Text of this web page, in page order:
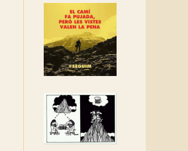
associació adhereix-te al
manifest!
Rebem un diploma dels
Amics de Sant Aniol
d'Aguja
Els Centpeus estem
recuperació del refugi i de
l'entorn de Sant Aniol